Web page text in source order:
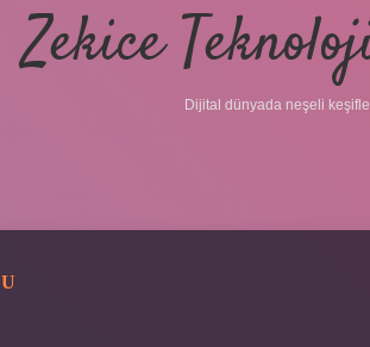
Zekice
Dijital dünyada neşeli